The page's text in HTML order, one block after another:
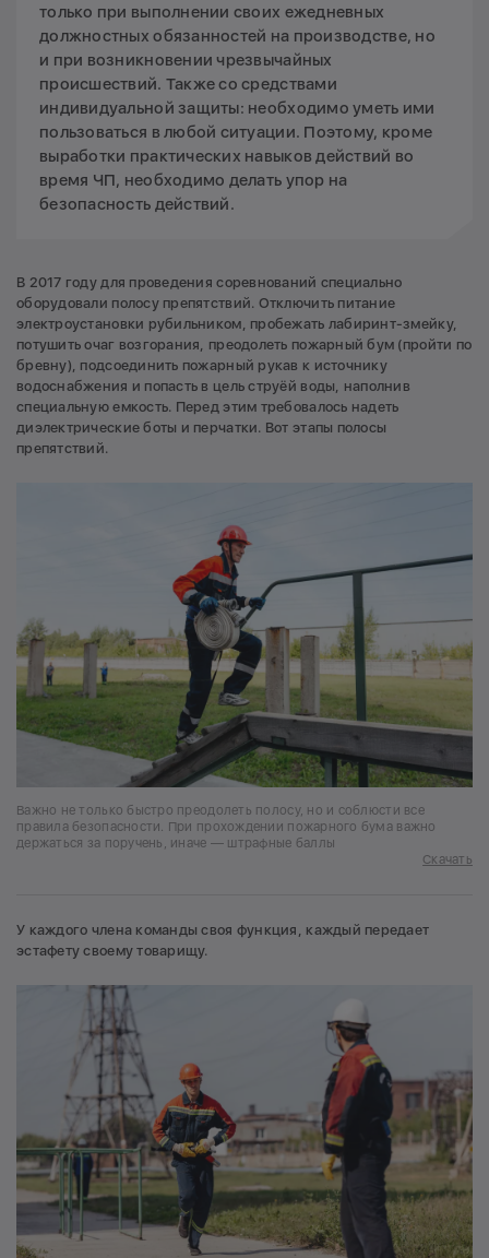
только при выполнении своих ежедневных
должностных обязанностей на производстве, но
и при возникновении чрезвычайных
происшествий. Также со средствами
индивидуальной защиты: необходимо уметь ими
пользоваться в любой ситуации. Поэтому, кроме
выработки практических навыков действий во
время ЧП, необходимо делать упор на
безопасность действий.
В 2017 году для проведения соревнований специально
оборудовали полосу препятствий. Отключить питание
электроустановки рубильником, пробежать лабиринт-змейку,
потушить очаг возгорания, преодолеть пожарный бум (пройти по
бревну), подсоединить пожарный рукав к источнику
водоснабжения и попасть в цель струёй воды, наполнив
специальную емкость. Перед этим требовалось надеть
диэлектрические боты и перчатки. Вот этапы полосы
препятствий.
Важно не только быстро преодолеть полосу, но и соблюсти все
правила безопасности. При прохождении пожарного бума важно
держаться за поручень, иначе — штрафные баллы
Скачать
У каждого члена команды своя функция, каждый передает
эстафету своему товарищу.